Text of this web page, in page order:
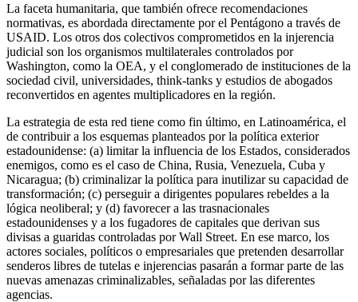
La faceta humanitaria, que también ofrece recomendaciones
normativas, es abordada directamente por el Pentágono a través de
USAID. Los otros dos colectivos comprometidos en la injerencia
judicial son los organismos multilaterales controlados por
Washington, como la OEA, y el conglomerado de instituciones de la
sociedad civil, universidades, think-tanks y estudios de abogados
reconvertidos en agentes multiplicadores en la región.
La estrategia de esta red tiene como fin último, en Latinoamérica, el
de contribuir a los esquemas planteados por la política exterior
estadounidense: (a) limitar la influencia de los Estados, considerados
enemigos, como es el caso de China, Rusia, Venezuela, Cuba y
Nicaragua; (b) criminalizar la política para inutilizar su capacidad de
transformación; (c) perseguir a dirigentes populares rebeldes a la
lógica neoliberal; y (d) favorecer a las trasnacionales
estadounidenses y a los fugadores de capitales que derivan sus
divisas a guaridas controladas por Wall Street. En ese marco, los
actores sociales, políticos o empresariales que pretenden desarrollar
senderos libres de tutelas e injerencias pasarán a formar parte de las
nuevas amenazas criminalizables, señaladas por las diferentes
agencias.